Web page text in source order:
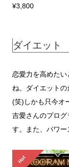
1
件の利用者
評価に基づ
¥3,800
ダイエット
恋愛力を高めた
ね。ダイエット
(笑)しかも只今オ
吉愛さんのプロ
す。また、パワー
Hot